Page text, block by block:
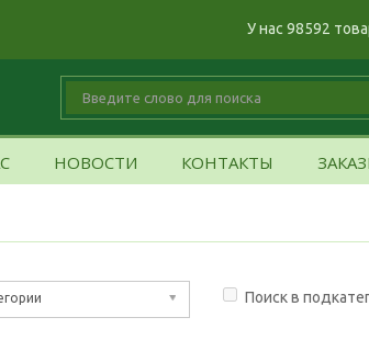
У нас 98592
НОВОСТИ КОНТАКТЫ
Поиск в